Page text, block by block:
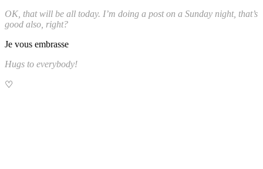
OK, that will be all today. I’m doing a post on a Sunday night, that’s
good also, right?
Je vous embrasse
Hugs to everybody!
♡